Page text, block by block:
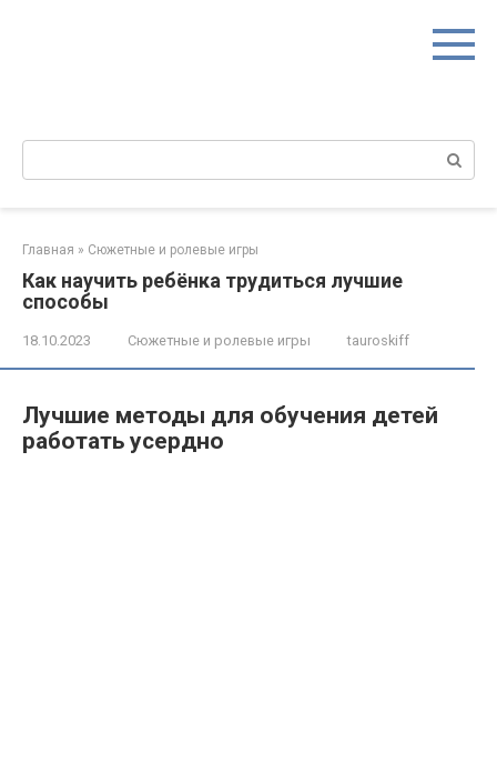
Поиск:
Главная » Сюжетные и ролевые игры
Как научить ребёнка трудиться лучшие
способы
18.10.2023 Сюжетные и ролевые игры tauroskiff
Лучшие методы для обучения детей
работать усердно